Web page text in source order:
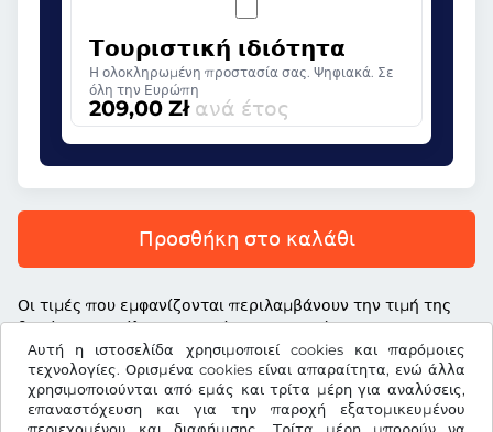
Αυτή η ιστοσελίδα χρησιμοποιεί cookies και παρόμοιες
τεχνολογίες. Ορισμένα cookies είναι απαραίτητα, ενώ άλλα
χρησιμοποιούνται από εμάς και τρίτα μέρη για αναλύσεις,
επαναστόχευση και για την παροχή εξατομικευμένου
Τουριστική ιδιότητα
Η ολοκληρωμένη προστασία σας. Ψηφιακά. Σε
όλη την Ευρώπη
209,00 Zł ανά έτος
Προσθήκη στο καλάθι
Οι τιμές που εμφανίζονται περιλαμβάνουν την τιμή της
βινιέτας, το τέλος υπηρεσίας και τον νόμιμο ΦΠΑ